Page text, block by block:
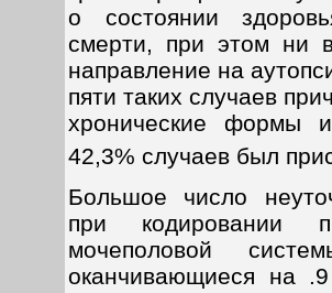
о состоянии
смерти, при этом ни
направление на
пяти таких случаев
хронические формы
42,3% случаев был
Большое число
при кодировании
мочеполовой
оканчивающиеся на